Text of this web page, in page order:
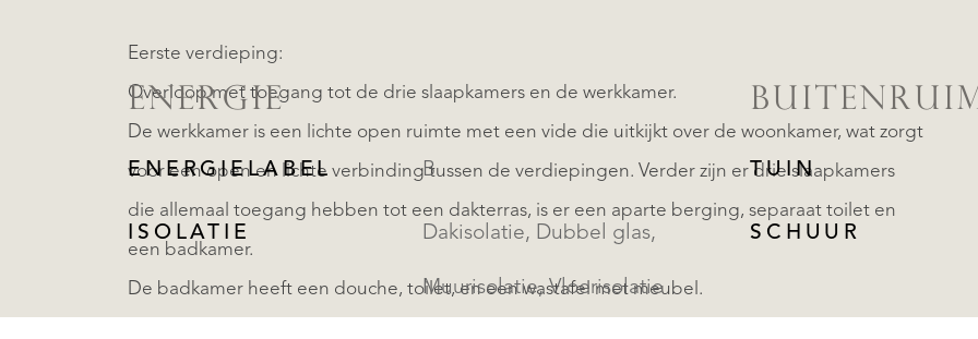
Eerste verdieping:
Overloop met toegang tot de drie slaapkamers en de werkkamer.
De werkkamer is een lichte open ruimte met een vide die uitkijkt over de woonkamer, wat zorgt
voor een open en lichte verbinding tussen de verdiepingen. Verder zijn er drie slaapkamers
die allemaal toegang hebben tot een dakterras, is er een aparte berging, separaat toilet en
een badkamer.
De badkamer heeft een douche, toilet, en een wastafel met meubel.
ENERGIE
ENERGIELABEL B
ISOLATIE Dakisolatie, Dubbel glas,
Muurisolatie, Vloerisolatie
TUIN
SCHUUR